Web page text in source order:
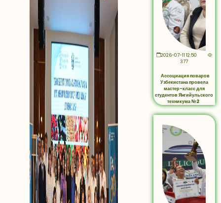
2026-07-11 12:50
377
Ассоциация поваров
Узбекистана провела
мастер-класс для
студентов Янгийульского
техникума №2